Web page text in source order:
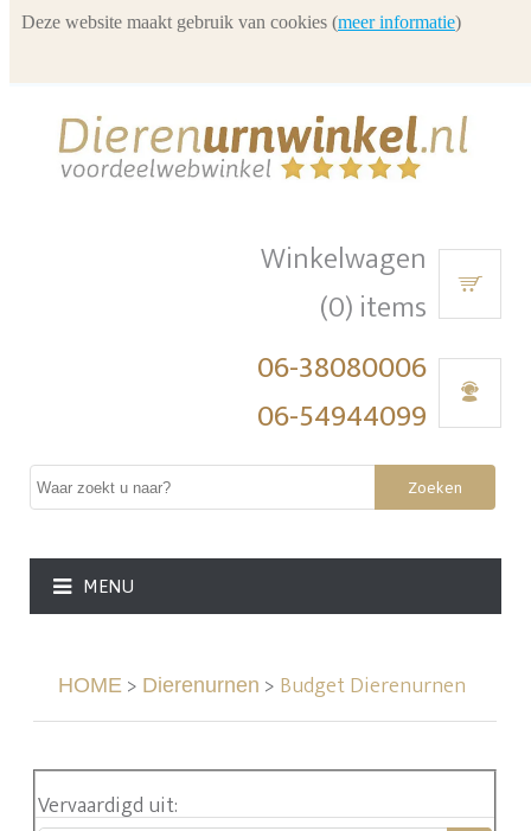
Winkelwagen
(0) items
06-38080006
06-54944099
Zoeken
MENU
HOME> Dierenurnen > Budget Dierenurnen
Vervaardigd uit:
Deze website maakt gebruik van cookies (meer informatie)